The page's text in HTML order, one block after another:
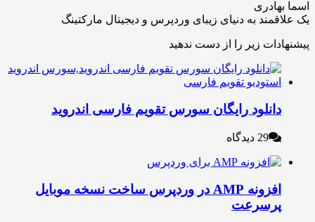
به دنیای زیبای وردپرس و دیجیتال مارکتینگ
زیر را از دست ندهید
رایگان سورس تقویم فارسی اندروید
افزونه AMP در وردپرس ساخت نسخه موبایل